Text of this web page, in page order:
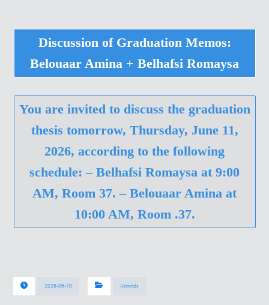
Discussion of Graduation Memos:
Belouaar Amina + Belhafsi Romaysa
You are invited to discuss the graduation
thesis tomorrow, Thursday, June 11,
2026, according to the following
schedule: – Belhafsi Romaysa at 9:00
AM, Room 37. – Belouaar Amina at
10:00 AM, Room .37.
2026-06-10 Activités